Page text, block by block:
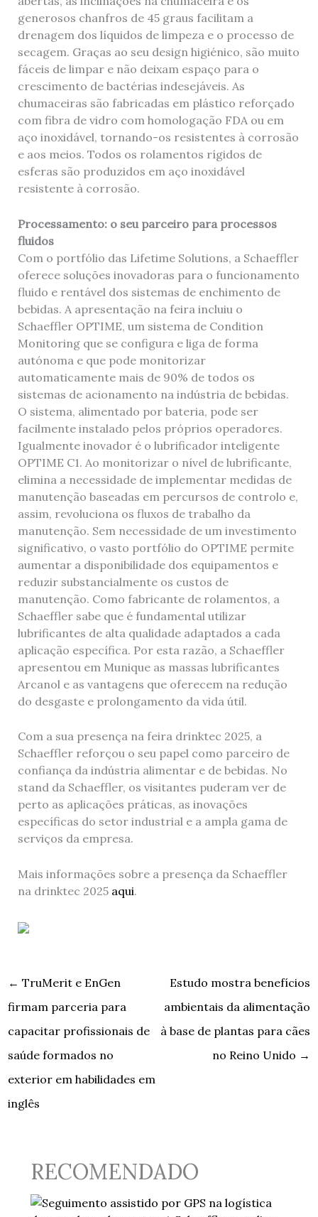
generosos chanfros de 45 graus facilitam a
drenagem dos líquidos de limpeza e o processo de
secagem. Graças ao seu design higiénico, são muito
fáceis de limpar e não deixam espaço para o
crescimento de bactérias indesejáveis. As
chumaceiras são fabricadas em plástico reforçado
com fibra de vidro com homologação FDA ou em
aço inoxidável, tornando-os resistentes à corrosão
e aos meios. Todos os rolamentos rígidos de
esferas são produzidos em aço inoxidável
resistente à corrosão.
Processamento: o seu parceiro para processos
fluidos
Com o portfólio das Lifetime Solutions, a Schaeffler
oferece soluções inovadoras para o funcionamento
fluido e rentável dos sistemas de enchimento de
bebidas. A apresentação na feira incluiu o
Schaeffler OPTIME, um sistema de Condition
Monitoring que se configura e liga de forma
autónoma e que pode monitorizar
automaticamente mais de 90% de todos os
sistemas de acionamento na indústria de bebidas.
O sistema, alimentado por bateria, pode ser
facilmente instalado pelos próprios operadores.
Igualmente inovador é o lubrificador inteligente
OPTIME C1. Ao monitorizar o nível de lubrificante,
elimina a necessidade de implementar medidas de
manutenção baseadas em percursos de controlo e,
assim, revoluciona os fluxos de trabalho da
manutenção. Sem necessidade de um investimento
significativo, o vasto portfólio do OPTIME permite
aumentar a disponibilidade dos equipamentos e
reduzir substancialmente os custos de
manutenção. Como fabricante de rolamentos, a
Schaeffler sabe que é fundamental utilizar
lubrificantes de alta qualidade adaptados a cada
aplicação específica. Por esta razão, a Schaeffler
apresentou em Munique as massas lubrificantes
Arcanol e as vantagens que oferecem na redução
do desgaste e prolongamento da vida útil.
Com a sua presença na feira drinktec 2025, a
Schaeffler reforçou o seu papel como parceiro de
confiança da indústria alimentar e de bebidas. No
stand da Schaeffler, os visitantes puderam ver de
perto as aplicações práticas, as inovações
específicas do setor industrial e a ampla gama de
serviços da empresa.
Mais informações sobre a presença da Schaeffler
na drinktec 2025 aqui.
← TruMerit e EnGen
firmam parceria para
capacitar profissionais de
saúde formados no
exterior em habilidades em
inglês
Estudo mostra benefícios
ambientais da alimentação
à base de plantas para cães
no Reino Unido →
RECOMENDADO